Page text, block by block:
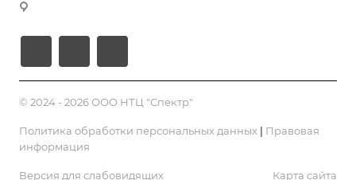
Усилители и измерители мощности
Статьи
Акции
© 2024 - 2026 ООО НТЦ "Спектр"
Политика обработки персональных данных | Правовая
информация
Версия для слабовидящих Карта сайта